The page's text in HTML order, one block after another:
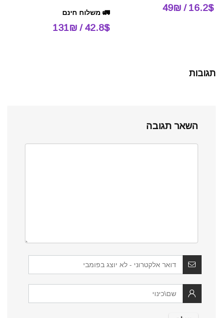
16.2$ / 49₪ 🚛 משלוח חינם
42.8$ / 131₪
תגובות
השאר תגובה